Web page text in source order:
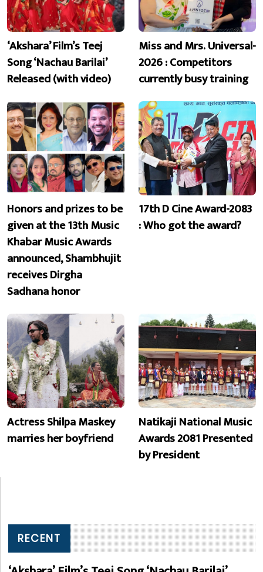
‘Akshara’ Film’s Teej
Song ‘Nachau Barilai’
Released (with video)
Miss and Mrs. Universal-
2026 : Competitors
currently busy training
Honors and prizes to be
given at the 13th Music
Khabar Music Awards
announced, Shambhujit
receives Dirgha
Sadhana honor
17th D Cine Award-2083
: Who got the award?
Actress Shilpa Maskey
marries her boyfriend
Natikaji National Music
Awards 2081 Presented
by President
RECENT